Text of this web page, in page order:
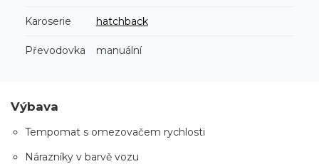
Karoserie hatchback
Převodovka manuální
Výbava
Tempomat s omezovačem rychlosti
Nárazníky v barvě vozu